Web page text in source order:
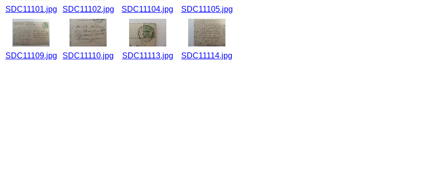
SDC11101.jpg SDC11102.jpg SDC11104.jpg SDC11105.jpg
SDC11109.jpg SDC11110.jpg SDC11113.jpg SDC11114.jpg